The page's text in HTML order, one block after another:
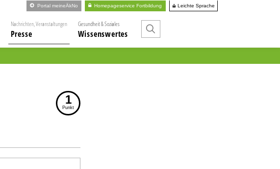
Portal meineÄkNo Homepageservice Fortbildung Leichte Sprache
Nachrichten, Veranstaltungen
Presse
Gesundheit & Soziales
Wissenswertes
1
Punkt